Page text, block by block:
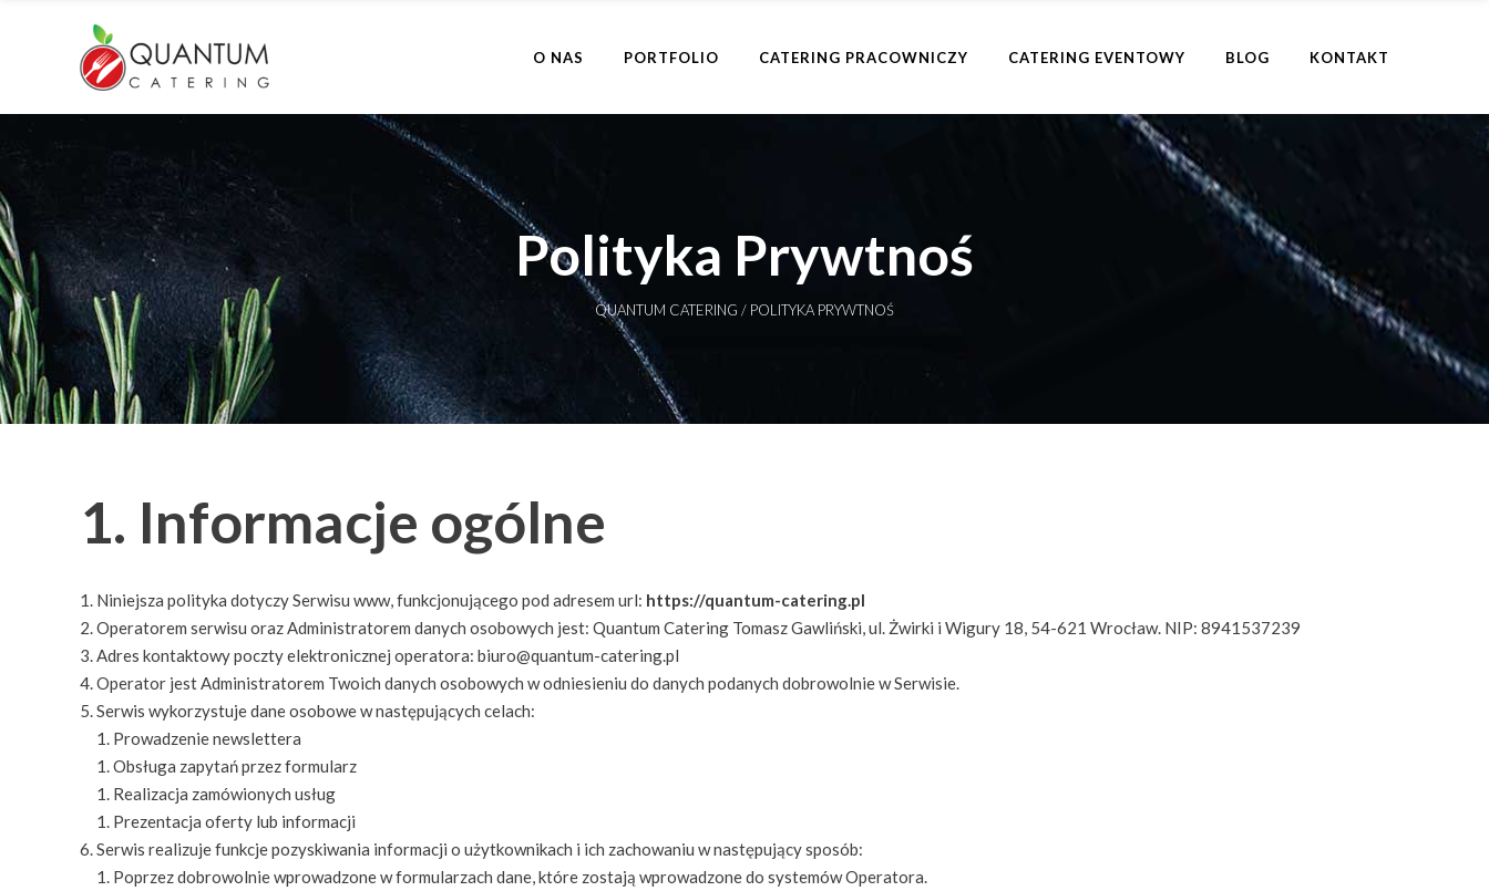
O NAS PORTFOLIO CATERING PRACOWNICZY CATERING EVENTOWY BLOG KONTAKT
Polityka Prywtnoś
QUANTUM CATERING / POLITYKA PRYWTNOŚ
1. Informacje ogólne
Niniejsza polityka dotyczy Serwisu www, funkcjonującego pod adresem url: https://quantum-catering.pl
Operatorem serwisu oraz Administratorem danych osobowych jest: Quantum Catering Tomasz Gawliński, ul. Żwirki i Wigury 18, 54-621 Wrocław. NIP: 8941537239
Adres kontaktowy poczty elektronicznej operatora: biuro@quantum-catering.pl
Operator jest Administratorem Twoich danych osobowych w odniesieniu do danych podanych dobrowolnie w Serwisie.
Serwis wykorzystuje dane osobowe w następujących celach:
Prowadzenie newslettera
Obsługa zapytań przez formularz
Realizacja zamówionych usług
Prezentacja oferty lub informacji
Serwis realizuje funkcje pozyskiwania informacji o użytkownikach i ich zachowaniu w następujący sposób:
Poprzez dobrowolnie wprowadzone w formularzach dane, które zostają wprowadzone do systemów Operatora.